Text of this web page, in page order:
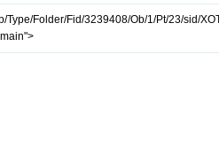
Type/Folder/Fid/3239408/Ob/1/Pt/23/sid/